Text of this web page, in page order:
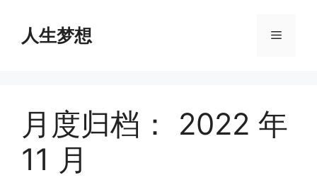
content人生梦想 Menu
月度归档： 2022 年
11 月